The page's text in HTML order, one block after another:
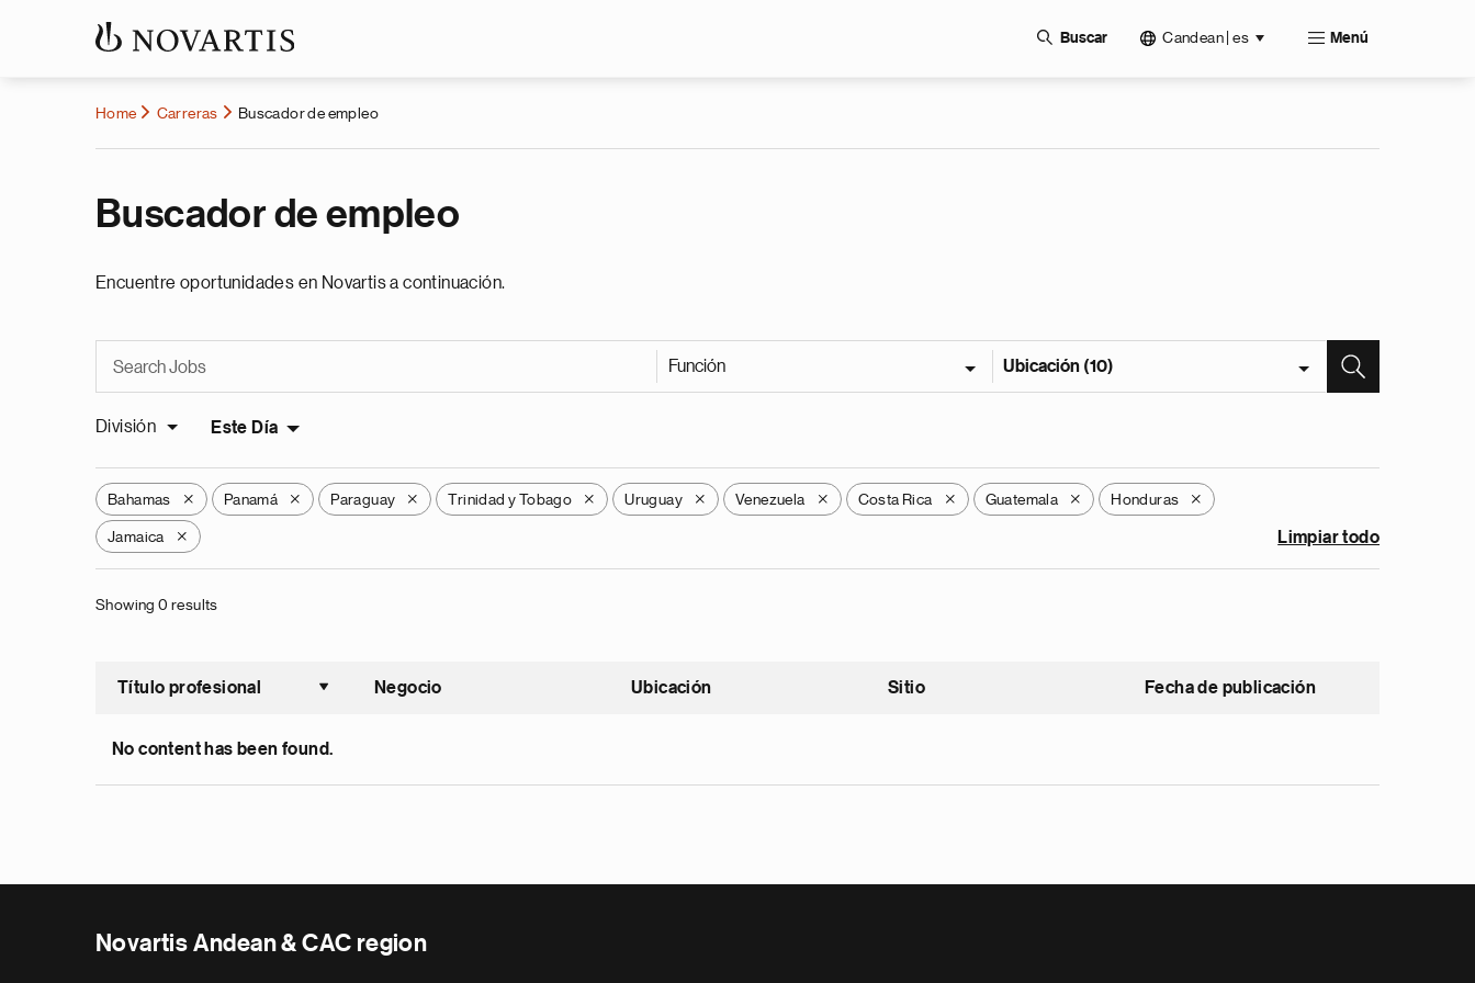
Buscar Candean | es Menú
Home Carreras Buscador de empleo
Buscador de empleo
Encuentre oportunidades en Novartis a continuación.
Función Ubicación (10)
División Este Día
Bahamas X Panamá X Paraguay X Trinidad y Tobago X Uruguay X Venezuela X Costa Rica X Guatemala X Honduras X
Jamaica X Limpiar todo
Showing 0 results
Título profesional
Ordenar ascendente
Negocio Ubicación Sitio Fecha de publicación
No content has been found.
Novartis Andean & CAC region